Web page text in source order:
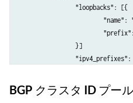
				"prefix": "10.10.11.0/24
			},
BGP クラスタ ID プー